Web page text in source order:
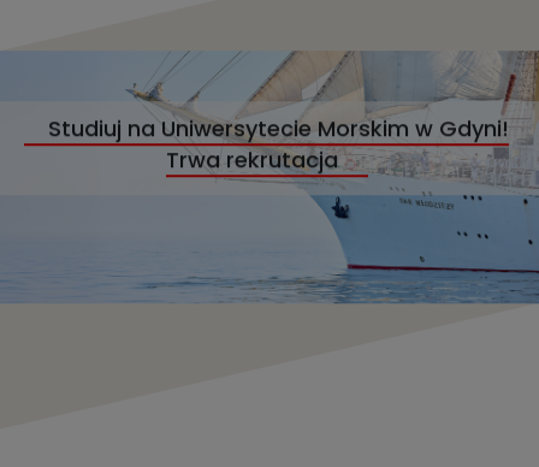
Studiuj na Uniwersytecie Morskim w Gdyni!
Trwa rekrutacja